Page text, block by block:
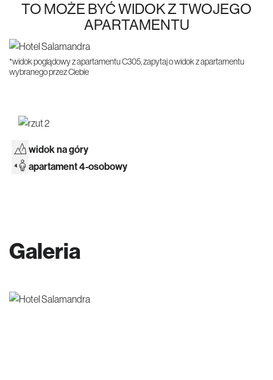
TO MOŻE BYĆ WIDOK Z TWOJEGO
APARTAMENTU
*widok poglądowy z apartamentu C305, zapytaj o widok z apartamentu
wybranego przez Ciebie
widok na góry
apartament 4-osobowy
Galeria